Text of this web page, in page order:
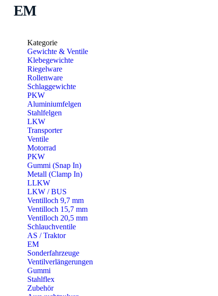
EM
Kategorie
Gewichte & Ventile
Klebegewichte
Riegelware
Rollenware
Schlaggewichte
PKW
Aluminiumfelgen
Stahlfelgen
LKW
Transporter
Ventile
Motorrad
PKW
Gummi (Snap In)
Metall (Clamp In)
LLKW
LKW / BUS
Ventilloch 9,7 mm
Ventilloch 15,7 mm
Ventilloch 20,5 mm
Schlauchventile
AS / Traktor
EM
Sonderfahrzeuge
Ventilverlängerungen
Gummi
Stahlflex
Zubehör